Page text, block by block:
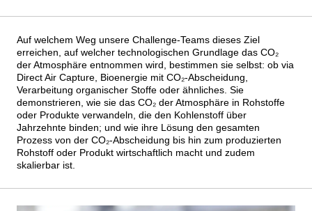
Auf welchem Weg unsere Challenge-Teams dieses Ziel
erreichen, auf welcher technologischen Grundlage das CO₂
der Atmosphäre entnommen wird, bestimmen sie selbst: ob via
Direct Air Capture, Bioenergie mit CO₂-Abscheidung,
Verarbeitung organischer Stoffe oder ähnliches. Sie
demonstrieren, wie sie das CO₂ der Atmosphäre in Rohstoffe
oder Produkte verwandeln, die den Kohlenstoff über
Jahrzehnte binden; und wie ihre Lösung den gesamten
Prozess von der CO₂-Abscheidung bis hin zum produzierten
Rohstoff oder Produkt wirtschaftlich macht und zudem
skalierbar ist.